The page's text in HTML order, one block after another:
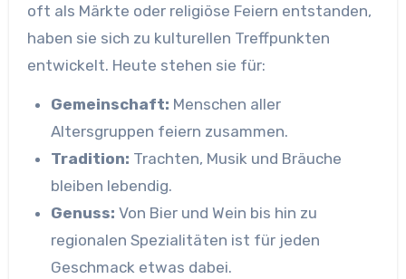
oft als Märkte oder religiöse Feiern entstanden,
haben sie sich zu kulturellen Treffpunkten
entwickelt. Heute stehen sie für:
Gemeinschaft: Menschen aller
Altersgruppen feiern zusammen.
Tradition: Trachten, Musik und Bräuche
bleiben lebendig.
Genuss: Von Bier und Wein bis hin zu
regionalen Spezialitäten ist für jeden
Geschmack etwas dabei.